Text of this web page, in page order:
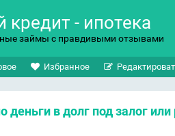
кредит - ипотека
займы с правдивыми отзывами
Избранное
деньги в долг под залог